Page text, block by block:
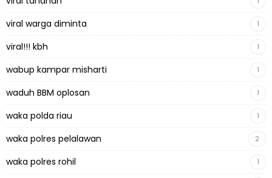
viral warga diminta 1
viral!!! kbh 1
wabup kampar misharti 1
waduh BBM oplosan 1
waka polda riau 1
waka polres pelalawan 2
waka polres rohil 1